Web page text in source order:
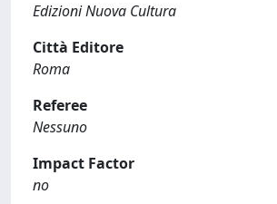
Edizioni Nuova Cultura
Città Editore
Roma
Referee
Nessuno
Impact Factor
no